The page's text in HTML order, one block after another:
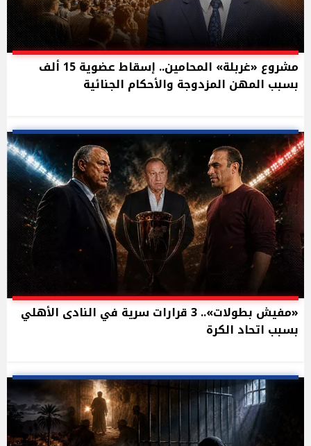
مشروع «غربلة» المحامين.. إسقاط عضوية 15 ألف
بسبب المهن المزدوجة والأحكام الجنائية
«مفيش بطولات».. 3 قرارات سرية في النادى الأهلي
بسبب اتحاد الكرة